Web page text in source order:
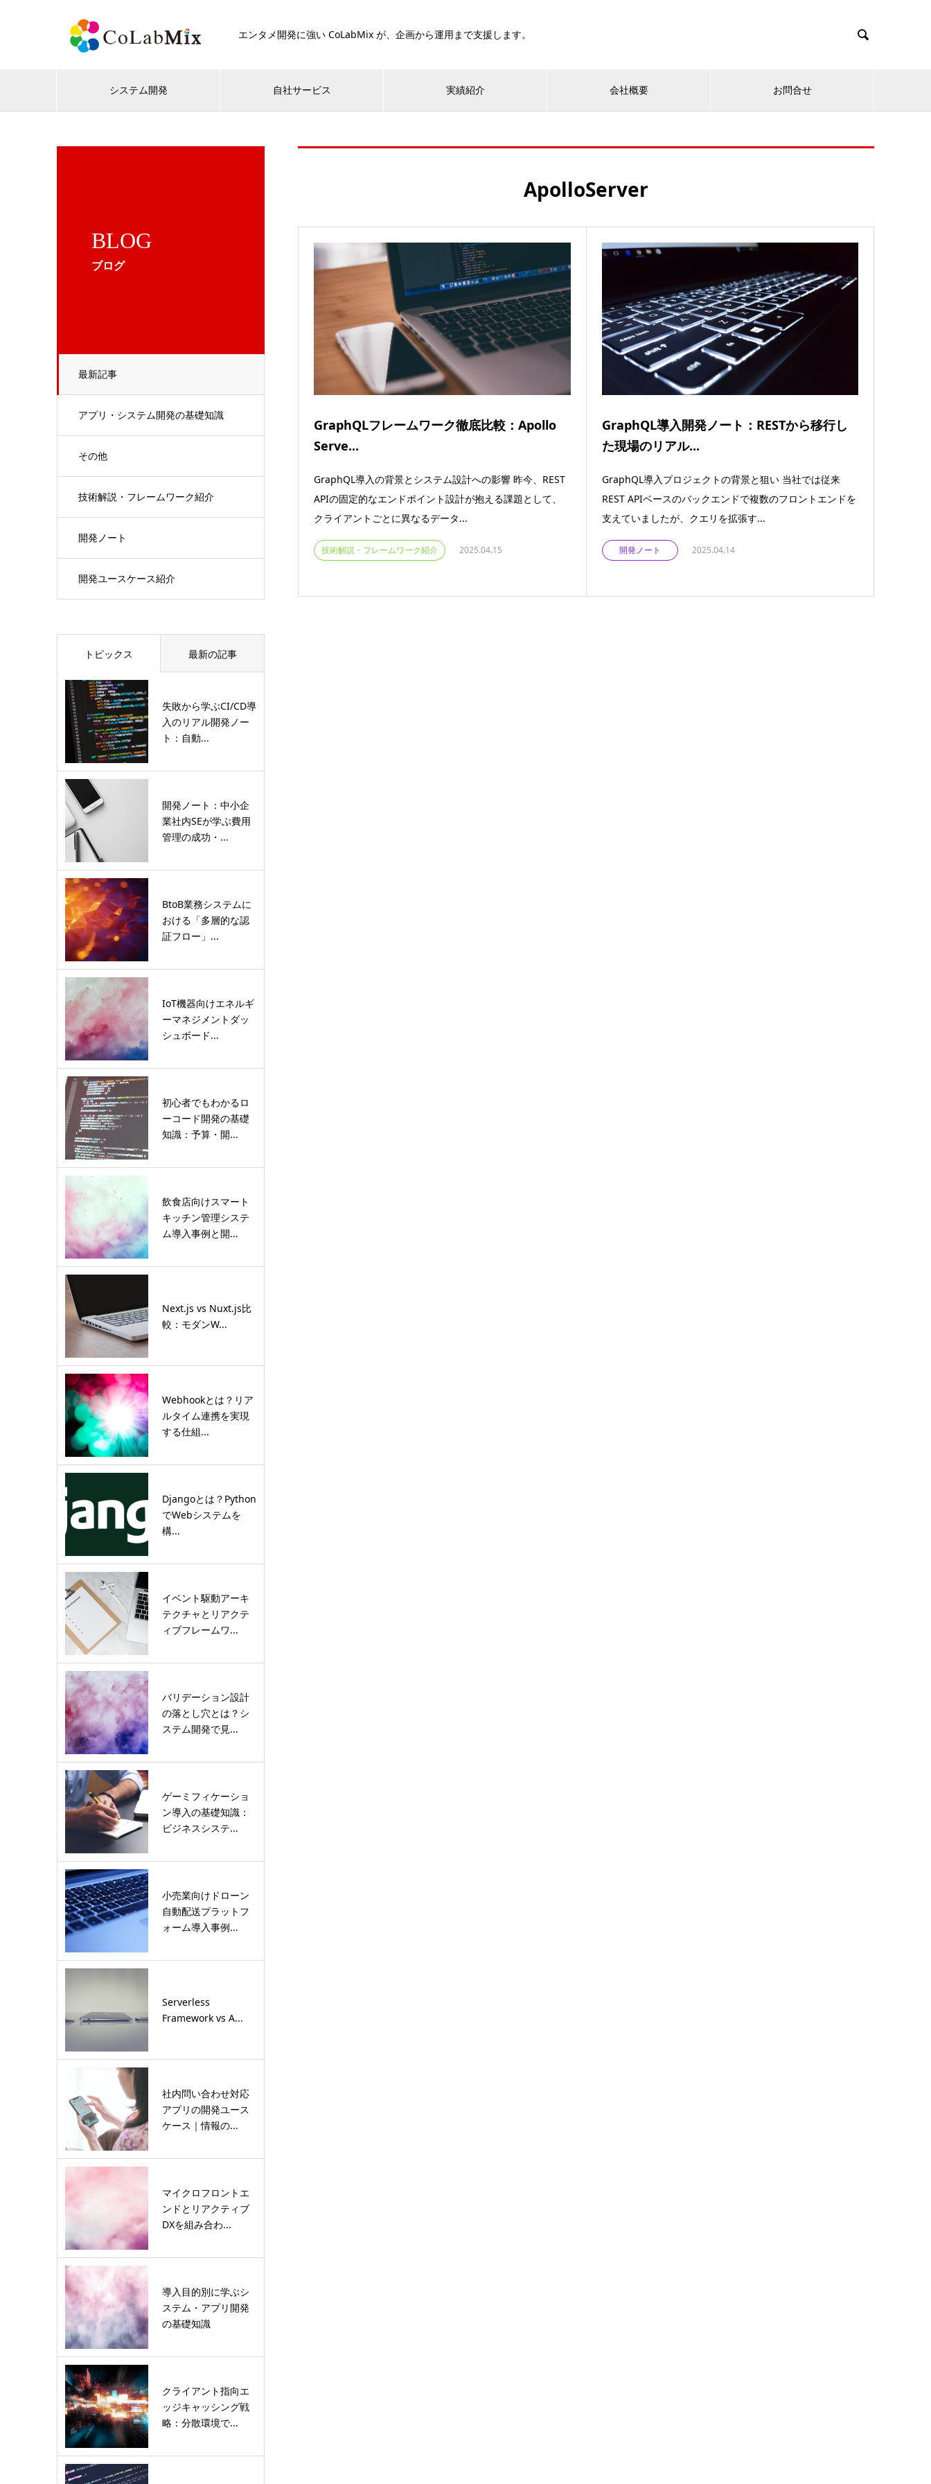
エンタメ開発に強い CoLabMix が、企画から運用まで支援します。 
システム開発 自社サービス 実績紹介 会社概要 お問合せ
BLOG
ブログ
最新記事
アプリ・システム開発の基礎知識
その他
技術解説・フレームワーク紹介
開発ノート
開発ユースケース紹介
ApolloServer
GraphQLフレームワーク徹底比較：Apollo
Serve...
GraphQL導入の背景とシステム設計への影響 昨今、REST
APIの固定的なエンドポイント設計が抱える課題として、
クライアントごとに異なるデータ...
技術解説・フレームワーク紹介 2025.04.15
GraphQL導入開発ノート：RESTから移行し
た現場のリアル...
GraphQL導入プロジェクトの背景と狙い 当社では従来
REST APIベースのバックエンドで複数のフロントエンドを
支えていましたが、クエリを拡張す...
開発ノート 2025.04.14
トピックス 最新の記事
失敗から学ぶCI/CD導
入のリアル開発ノー
ト：自動...
開発ノート：中小企
業社内SEが学ぶ費用
管理の成功・...
BtoB業務システムに
おける「多層的な認
証フロー」...
IoT機器向けエネルギ
ーマネジメントダッ
シュボード...
初心者でもわかるロ
ーコード開発の基礎
知識：予算・開...
飲食店向けスマート
キッチン管理システ
ム導入事例と開...
Next.js vs Nuxt.js比
較：モダンW...
Webhookとは？リア
ルタイム連携を実現
する仕組...
Djangoとは？Python
でWebシステムを
構...
イベント駆動アーキ
テクチャとリアクテ
ィブフレームワ...
バリデーション設計
の落とし穴とは？シ
ステム開発で見...
ゲーミフィケーショ
ン導入の基礎知識：
ビジネスシステ...
小売業向けドローン
自動配送プラットフ
ォーム導入事例...
Serverless
Framework vs A...
社内問い合わせ対応
アプリの開発ユース
ケース｜情報の...
マイクロフロントエ
ンドとリアクティブ
DXを組み合わ...
導入目的別に学ぶシ
ステム・アプリ開発
の基礎知識
クライアント指向エ
ッジキャッシング戦
略：分散環境で...